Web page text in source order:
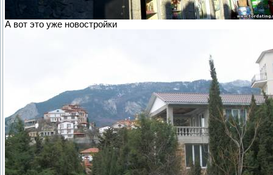
А вот это уже новостройки